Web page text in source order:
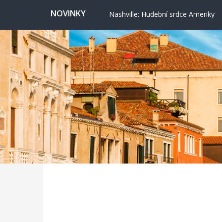
NOVINKY
Vydejte se po Cestě vody do
Cervione: Skrytý balkon Korsiky
Ekonomické cestování: Kdy a
Svatojánská věž ve Frýdku nabízí
Nashville: Hudební srdce Ameriky
Vydejte se po Cestě vody do
Valencie: Město, kde futurismus
Cervione: Skrytý balkon Korsiky
Ekonomické cestování: Kdy a kde